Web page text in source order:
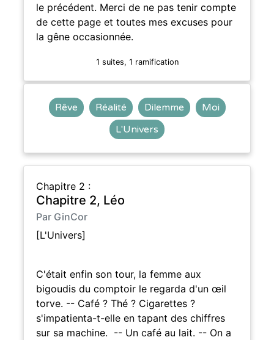
le précédent. Merci de ne pas tenir compte
de cette page et toutes mes excuses pour
la gêne occasionnée.
1 suites, 1 ramification
Rêve Réalité Dilemme
Moi
L'Univers
Chapitre 2 :
Chapitre 2, Léo
Par GinCor
[L'Univers]
C'était enfin son tour, la femme aux
bigoudis du comptoir le regarda d'un œil
torve. -- Café ? Thé ? Cigarettes ?
s'impatienta-t-elle en tapant des chiffres
sur sa machine. -- Un café au lait. -- On a